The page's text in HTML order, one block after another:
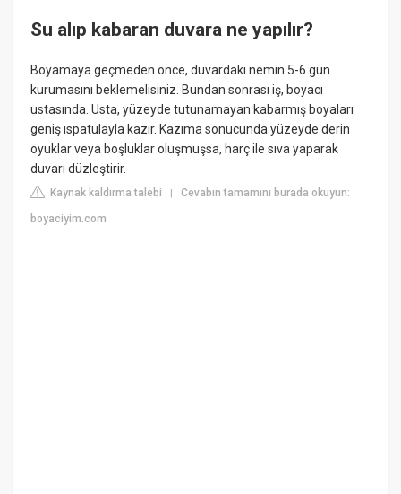
Su alıp kabaran duvara ne yapılır?
Boyamaya geçmeden önce, duvardaki nemin 5-6 gün
kurumasını beklemelisiniz. Bundan sonrası iş, boyacı
ustasında. Usta, yüzeyde tutunamayan kabarmış boyaları
geniş ıspatulayla kazır. Kazıma sonucunda yüzeyde derin
oyuklar veya boşluklar oluşmuşsa, harç ile sıva yaparak
duvarı düzleştirir.
Kaynak kaldırma talebi |Cevabın tamamını burada okuyun:
boyaciyim.com